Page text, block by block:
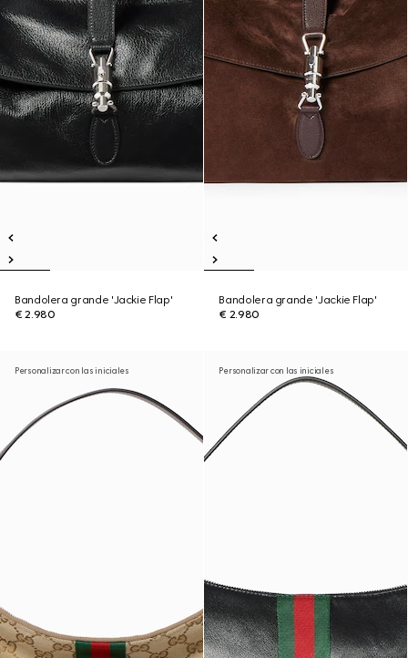
Bandolera grande 'Jackie Flap'
€ 2.980
Bandolera grande 'Jackie Flap'
€ 2.980
Personalizar con las iniciales Personalizar con las iniciales